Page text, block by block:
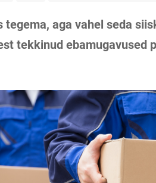
tegema, aga vahel seda
tekkinud ebamugavused